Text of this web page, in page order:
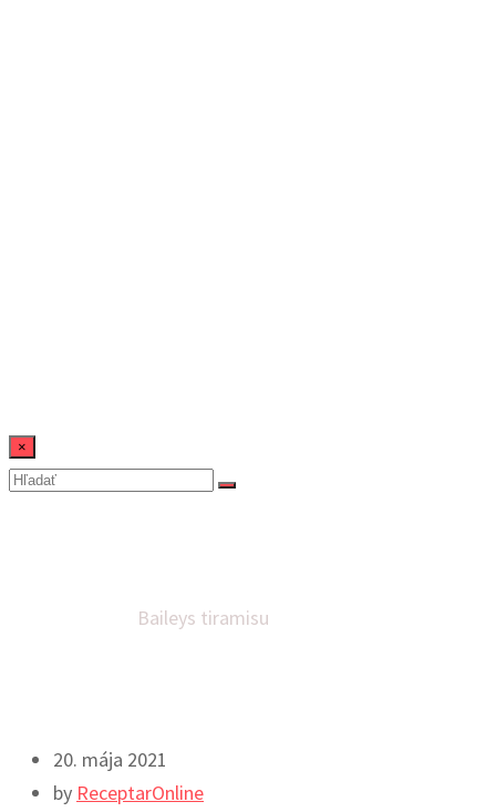
×
Baileys tiramisu
20. mája 2021
by ReceptarOnline